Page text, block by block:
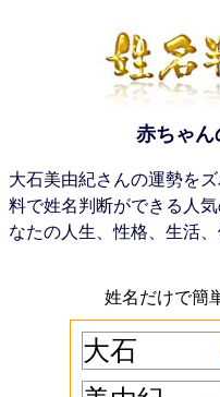
赤ちゃん
大石美由紀さんの運勢を
料で姓名判断ができる人
なたの人生、性格、生活
姓名だけで簡